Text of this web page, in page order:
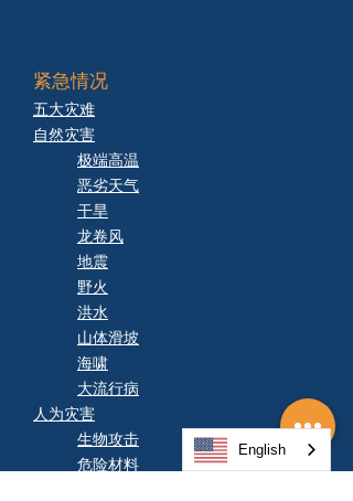
紧急情况
五大灾难
自然灾害
极端高温
恶劣天气
干旱
龙卷风
地震
野火
洪水
山体滑坡
海啸
大流行病
人为灾害
生物攻击
危险材料
English